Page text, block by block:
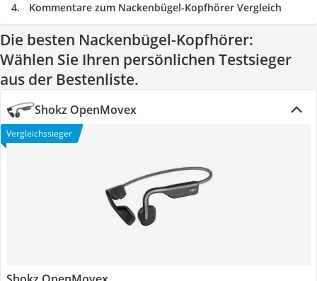
Kommentare zum Nackenbügel-Kopfhörer Vergleich
Die besten Nackenbügel-Kopfhörer:
Wählen Sie Ihren persönlichen Testsieger
aus der Bestenliste.
Shokz OpenMovex
Vergleichssieger